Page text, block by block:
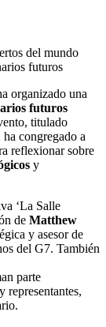
del mundo
futuros
organizado una
futuros
titulado
congregado a
reflexionar sobre
y
‘La Salle
de Matthew
y asesor de
del G7. También
parte
representantes,